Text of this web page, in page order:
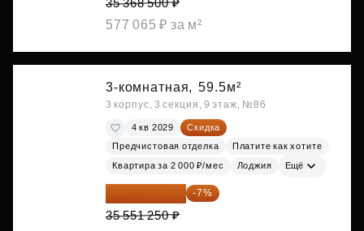
577 065 ₽ за м²
3-комнатная, 59.5м²
3 корпус, 3 секция, 9 этаж, №86
4 кв 2029
Скидка
Предчистовая отделка
Платите как хотите
Квартира за 2 000 ₽/мес Лоджия Ещё
33 062 663 ₽ -7%
35 551 250 ₽